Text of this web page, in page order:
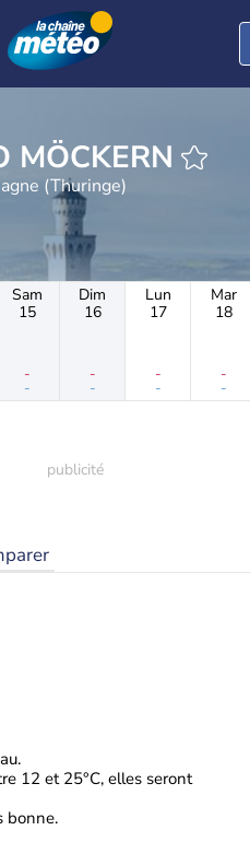
METEO MÖCKERN
(Thuringe)
Sam
15
-
-
Dim
16
-
-
Lun
17
-
-
Mar
18
-
-
12 et 25°C, elles seront
bonne.